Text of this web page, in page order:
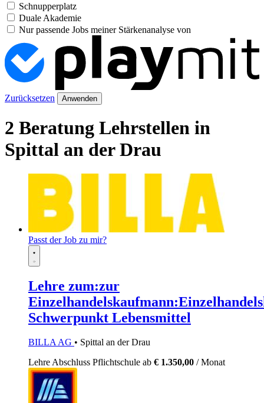
Schnupperplatz
Duale Akademie
Nur passende Jobs meiner Stärkenanalyse von
Zurücksetzen Anwenden
2 Beratung Lehrstellen in
Spittal an der Drau
Passt der Job zu mir?
Lehre zum:zur
Schwerpunkt Lebensmittel
BILLA AG • Spittal an der Drau
LehreAbschluss Pflichtschule ab € 1.350,00 / Monat